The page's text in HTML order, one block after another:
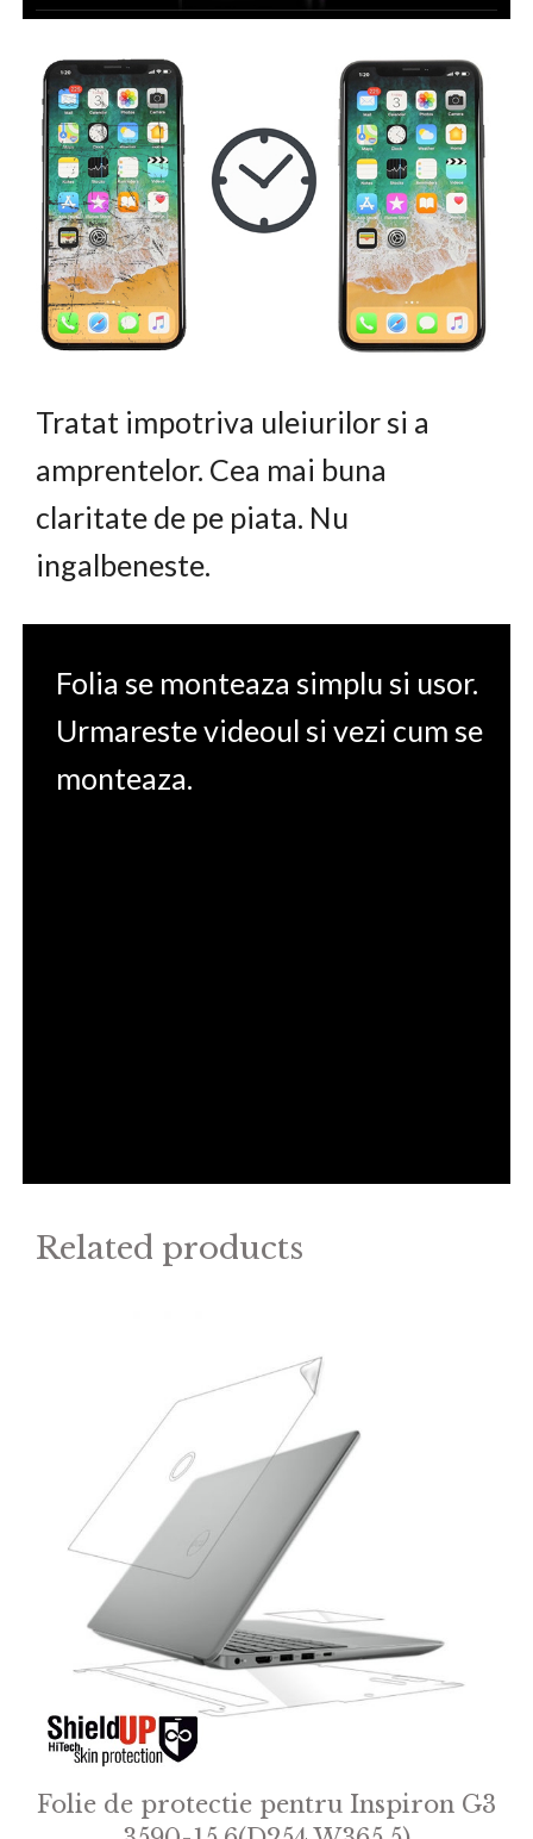
Tratat impotriva uleiurilor si a
amprentelor. Cea mai buna
claritate de pe piata. Nu
ingalbeneste.
Folia se monteaza simplu si usor.
Urmareste videoul si vezi cum se
monteaza.
Related products
Folie de protectie pentru Inspiron G3